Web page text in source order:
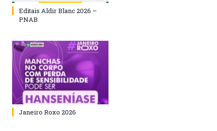
Editais Aldir Blanc 2026 –
PNAB
Janeiro Roxo 2026